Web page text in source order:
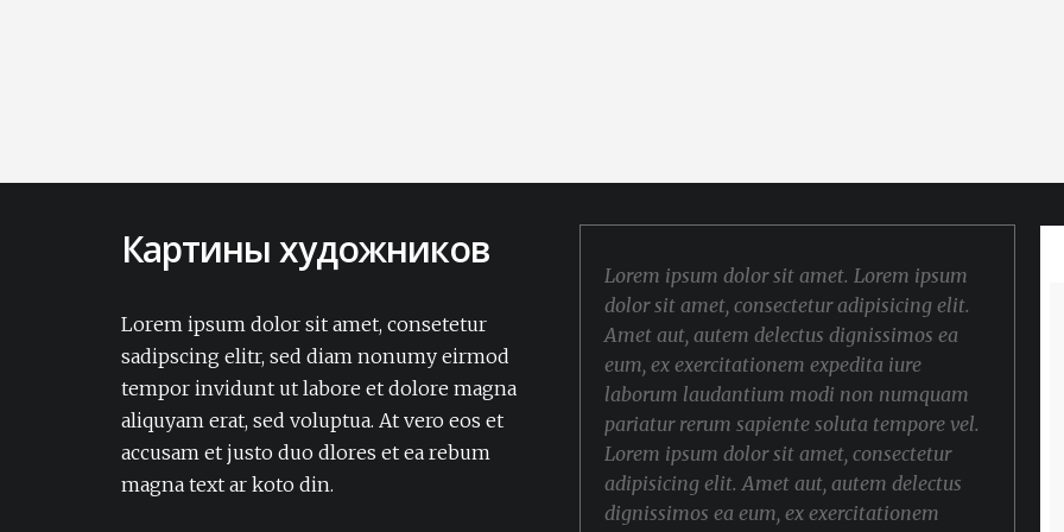
Картины художников
Lorem ipsum dolor sit amet, consetetur
sadipscing elitr, sed diam nonumy eirmod
tempor invidunt ut labore et dolore magna
aliquyam erat, sed voluptua. At vero eos et
accusam et justo duo dlores et ea rebum
magna text ar koto din.
Lorem ipsum dolor sit amet, consectetur
dignissimos ea eum, ex exercitationem
expedita iure laborum laudantium modi
non numquam pariatur rerum sapiente
soluta tempore vel.Lorem ipsum dolor sit
amet, consectetur adipisicing elit. Amet aut,
autem delectus dignissimos ea eum, ex
Lorem ipsum dolor sit amet. Lorem ipsum
dolor sit amet, consectetur adipisicing elit.
Amet aut, autem delectus dignissimos ea
eum, ex exercitationem expedita iure
laborum laudantium modi non numquam
pariatur rerum sapiente soluta tempore vel.
Lorem ipsum dolor sit amet, consectetur
adipisicing elit. Amet aut, autem delectus
dignissimos ea eum, ex exercitationem